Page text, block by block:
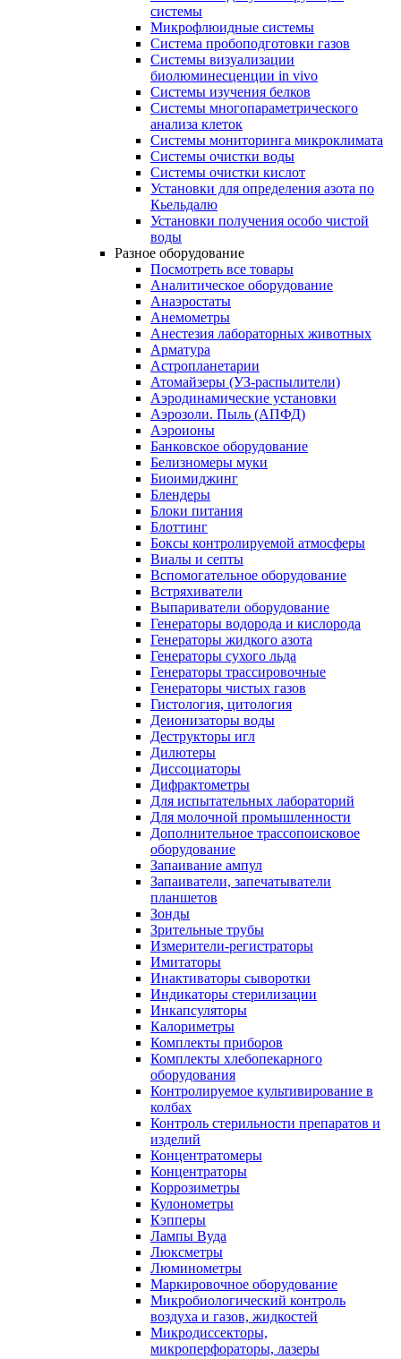
системы
Микрофлюидные системы
Система пробоподготовки газов
Системы визуализации
биолюминесценции in vivo
Системы изучения белков
Системы многопараметрического
анализа клеток
Системы мониторинга микроклимата
Системы очистки воды
Системы очистки кислот
Установки для определения азота по
Кьельдалю
Установки получения особо чистой
воды
Разное оборудование
Посмотреть все товары
Аналитическое оборудование
Анаэростаты
Анемометры
Анестезия лабораторных животных
Арматура
Астропланетарии
Атомайзеры (УЗ-распылители)
Аэродинамические установки
Аэрозоли. Пыль (АПФД)
Аэроионы
Банковское оборудование
Белизномеры муки
Биоимиджинг
Блендеры
Блоки питания
Блоттинг
Боксы контролируемой атмосферы
Виалы и септы
Вспомогательное оборудование
Встряхиватели
Выпариватели оборудование
Генераторы водорода и кислорода
Генераторы жидкого азота
Генераторы сухого льда
Генераторы трассировочные
Генераторы чистых газов
Гистология, цитология
Деионизаторы воды
Деструкторы игл
Дилютеры
Диссоциаторы
Дифрактометры
Для испытательных лабораторий
Для молочной промышленности
Дополнительное трассопоисковое
оборудование
Запаивание ампул
Запаиватели, запечатыватели
планшетов
Зонды
Зрительные трубы
Измерители-регистраторы
Имитаторы
Инактиваторы сыворотки
Индикаторы стерилизации
Инкапсуляторы
Калориметры
Комплекты приборов
Комплекты хлебопекарного
оборудования
Контролируемое культивирование в
колбах
Контроль стерильности препаратов и
изделий
Концентратомеры
Концентраторы
Коррозиметры
Кулонометры
Кэпперы
Лампы Вуда
Люксметры
Люминометры
Маркировочное оборудование
Микробиологический контроль
воздуха и газов, жидкостей
Микродиссекторы,
микроперфораторы, лазеры